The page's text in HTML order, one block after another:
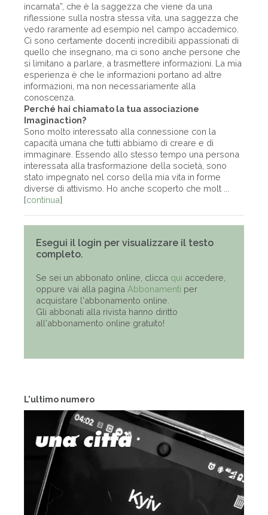
L'ultimo numero
incarnata”, che è la saggezza che viene da una
riflessione sulla nostra stessa vita, una saggezza che
vedo raramente ad esempio nel campo accademico.
Ci sono certamente docenti incredibili appassionati di
quello che insegnano, ma ci sono anche persone che
si limitano a parlare, a trasmettere informazioni. La mia
esperienza è che le informazioni portano ad altre
informazioni, ma non necessariamente alla
conoscenza.
Perché hai chiamato la tua associazione
Imaginaction?
Sono molto interessato alla connessione con la
capacità umana che tutti abbiamo di creare e di
immaginare. Essendo allo stesso tempo una persona
interessata alla trasformazione della società, sono
stato impegnato nel corso della mia vita in forme
diverse di attivismo. Ho anche scoperto che molt ...
[continua]
Esegui il login per visualizzare il testo
completo.
Se sei un abbonato online, clicca qui accedere,
oppure vai alla pagina Abbonamenti per
acquistare l'abbonamento online.
Gli abbonati alla rivista hanno diritto
all'abbonamento online gratuito!